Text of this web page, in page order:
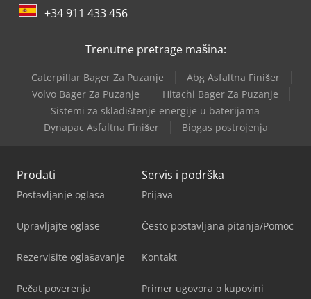
+34 911 433 456
Trenutne pretrage mašina:
Caterpillar Bager Za Puzanje
Abg Asfaltna Finišer
Volvo Bager Za Puzanje
Hitachi Bager Za Puzanje
Sistemi za skladištenje energije u baterijama
Dynapac Asfaltna Finišer
Biogas postrojenja
Prodati
Postavljanje oglasa
Upravljajte oglase
Rezervišite oglašavanje
Pečat poverenja
Servis i podrška
Prijava
Često postavljana pitanja/Pomoć
Kontakt
Primer ugovora o kupovini